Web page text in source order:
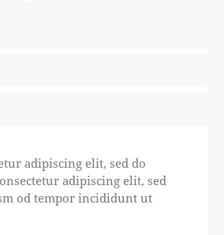
adipiscing elit, sed do
adipiscing elit, sed
od tempor incididunt ut